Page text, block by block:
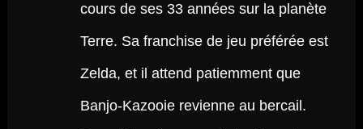
cours de ses 33 années sur la planète
Terre. Sa franchise de jeu préférée est
Zelda, et il attend patiemment que
Banjo-Kazooie revienne au bercail.